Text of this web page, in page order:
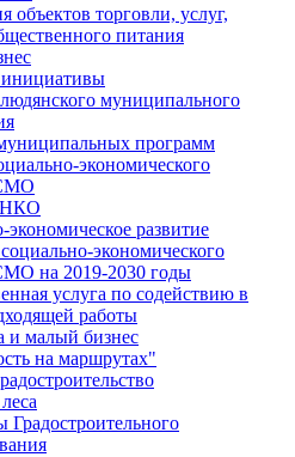
объектов торговли, услуг,
питания
муниципального
программ
экономического
развитие
экономического
на 2019-2030 годы
услуга по содействию в
работы
и малый бизнес
на маршрутах"